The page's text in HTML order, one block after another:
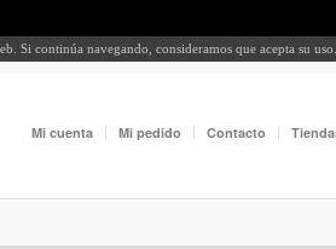
Si continúa navegando, consideramos que acepta su
Mi cuenta Mi pedido Contacto